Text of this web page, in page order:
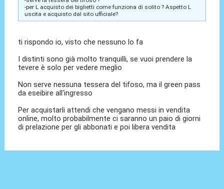
-per L acquisto dei biglietti come funziona di solito ? Aspetto L
uscita e acquisto dal sito ufficiale?
ti rispondo io, visto che nessuno lo fa
I distinti sono già molto tranquilli, se vuoi prendere la
tevere è solo per vedere meglio
Non serve nessuna tessera del tifoso, ma il green pass
da eseibire all'ingresso
Per acquistarli attendi che vengano messi in vendita
online, molto probabilmente ci saranno un paio di giorni
di prelazione per gli abbonati e poi libera vendita